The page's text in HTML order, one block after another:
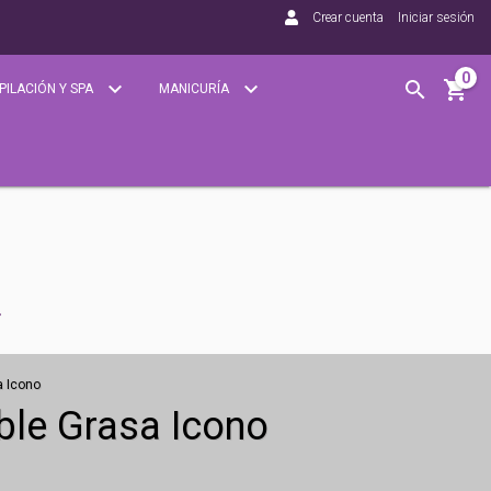
Crear cuenta Iniciar sesión
Y SPA MANICURÍA
0
Icono
Grasa Icono